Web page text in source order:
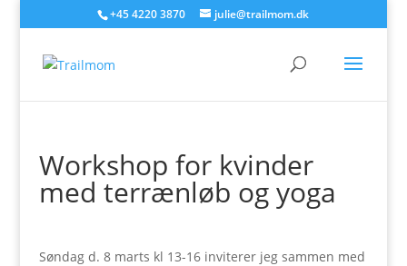
+45 4220 3870 julie@trailmom.dk
Workshop for kvinder
med terrænløb og yoga
Søndag d. 8 marts kl 13-16 inviterer jeg sammen med